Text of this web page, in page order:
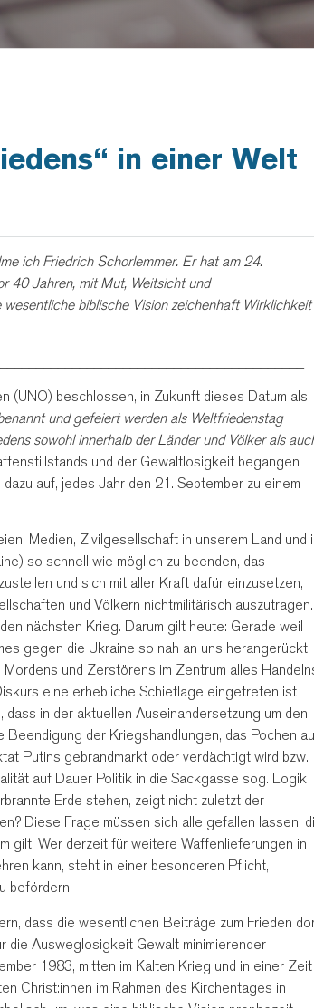
in einer Welt
ich Friedrich Schorlemmer. Er hat am 24.
40 Jahren, mit Mut, Weitsicht und
biblische Vision zeichenhaft Wirklichkeit
(UNO) beschlossen, in Zukunft dieses Datum als
und gefeiert werden als Weltfriedenstag
sowohl innerhalb der Länder und Völker als
und der Gewaltlosigkeit begangen
auf, jedes Jahr den 21. September zu einem
Medien, Zivilgesellschaft in unserem Land und
so schnell wie möglich zu beenden, das
und sich mit aller Kraft dafür einzusetzen,
und Völkern nichtmilitärisch auszutragen.
nächsten Krieg. Darum gilt heute: Gerade weil
gegen die Ukraine so nah an uns herangerückt
und Zerstörens im Zentrum alles
eine erhebliche Schieflage eingetreten ist
in der aktuellen Auseinandersetzung um den
der Kriegshandlungen, das Pochen
Putins gebrandmarkt oder verdächtigt wird bzw.
auf Dauer Politik in die Sackgasse sog. Logik
Erde stehen, zeigt nicht zuletzt der
Diese Frage müssen sich alle gefallen lassen,
gilt: Wer derzeit für weitere Waffenlieferungen in
kann, steht in einer besonderen Pflicht,
befördern.
dass die wesentlichen Beiträge zum Frieden
die Ausweglosigkeit Gewalt minimierender
1983, mitten im Kalten Krieg und in einer Zeit
Christ:innen im Rahmen des Kirchentages in